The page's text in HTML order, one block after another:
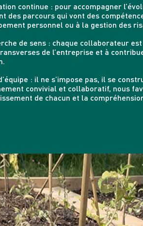
continue : pour accompagner
des parcours qui vont des
personnel ou à la gestion des
de sens : chaque collaborateur
de l’entreprise et à
: il ne s’impose pas, il se
convivial et collaboratif, nous
de chacun et la